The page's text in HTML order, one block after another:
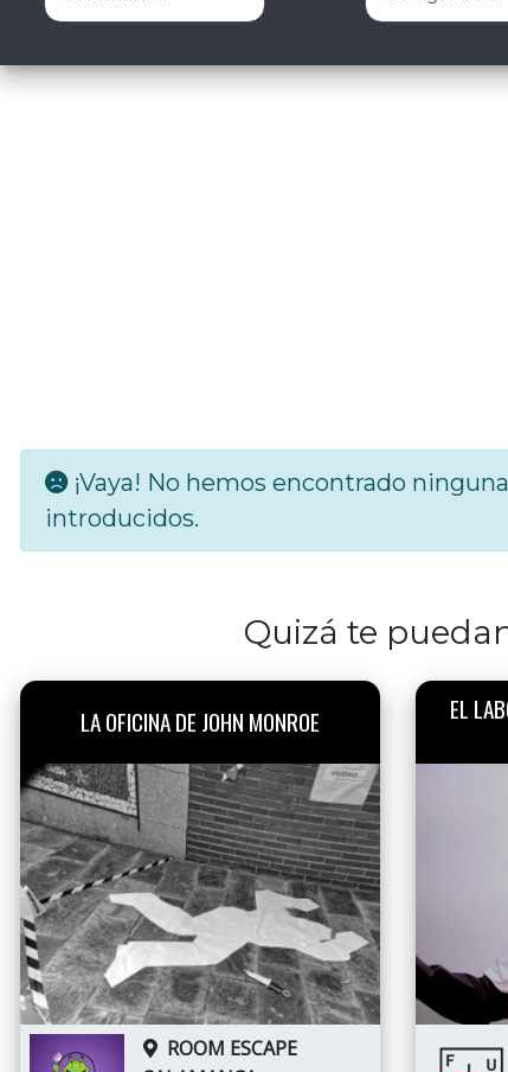
¡Vaya! No hemos encontrado
introducidos.
Quizá te
LA OFICINA DE JOHN MONROE
ROOM ESCAPE
EL